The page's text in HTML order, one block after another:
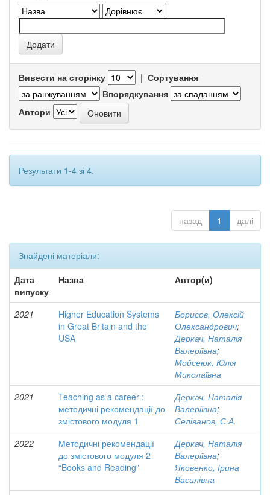
Вивести на сторінку | Сортування
Впорядкування
Автори
Результати 1-4 зі 4.
назад 1 далі
Знайдені матеріали:
Дата
випуску
Назва Автор(и)
2021
Higher Education Systems
in Great Britain and the
USA
Борисов, Олексій
Олександрович;
Деркач, Наталія
Валеріївна;
Мойсеюк, Юлія
Миколаївна
2021
Teaching as a career :
методичні рекомендації до
змістового модуля 1
Деркач, Наталія
Валеріївна;
Селіванов, С.А.
2022
Методичні рекомендації
до змістового модуля 2
“Books and Reading”
Деркач, Наталія
Валеріївна;
Яковенко, Ірина
Василівна